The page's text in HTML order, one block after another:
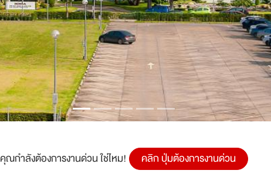
คุณกำลังต้องการงานด่วน ใช่ไหม! คลิก ปุ่มต้องการงานด่วน